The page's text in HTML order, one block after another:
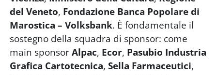
del Veneto, Fondazione Banca Popolare di
Marostica – Volksbank. È fondamentale il
sostegno della squadra di sponsor: come
main sponsorAlpac, Ecor, Pasubio Industria
Grafica Cartotecnica, Sella Farmaceutici,